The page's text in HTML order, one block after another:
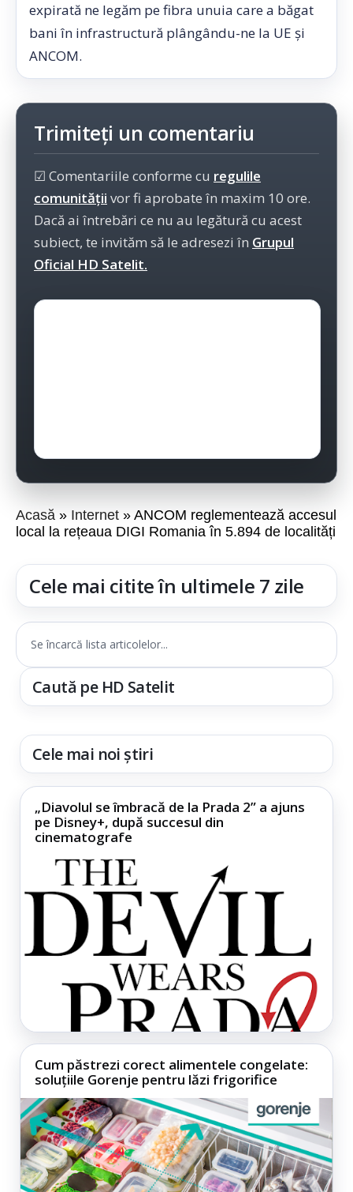
expirată ne legăm pe fibra unuia care a băgat
bani în infrastructură plângându-ne la UE și
ANCOM.
Trimiteți un comentariu
☑ Comentariile conforme cu regulile
comunității vor fi aprobate în maxim 10 ore.
Dacă ai întrebări ce nu au legătură cu acest
subiect, te invităm să le adresezi în Grupul
Oficial HD Satelit.
Acasă Internet
ANCOM reglementează accesul
local la rețeaua DIGI Romania în 5.894 de localități
Cele mai citite în ultimele 7 zile
Se încarcă lista articolelor...
Caută pe HD Satelit
Cele mai noi știri
„Diavolul se îmbracă de la Prada 2” a ajuns
pe Disney+, după succesul din
cinematografe
Cum păstrezi corect alimentele congelate:
soluțiile Gorenje pentru lăzi frigorifice